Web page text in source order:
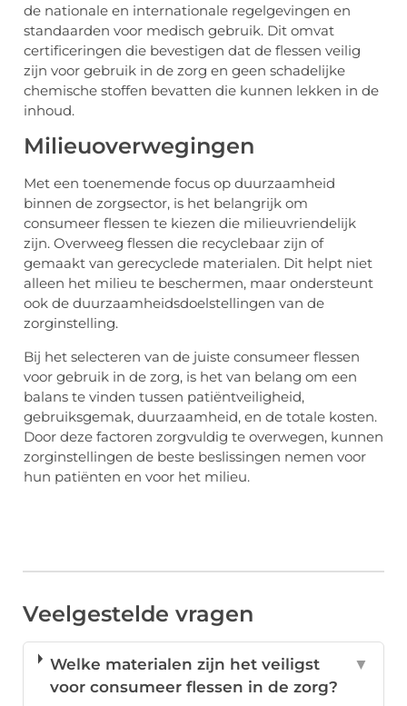
de nationale en internationale regelgevingen en
standaarden voor medisch gebruik. Dit omvat
certificeringen die bevestigen dat de flessen veilig
zijn voor gebruik in de zorg en geen schadelijke
chemische stoffen bevatten die kunnen lekken in de
inhoud.
Milieuoverwegingen
Met een toenemende focus op duurzaamheid
binnen de zorgsector, is het belangrijk om
consumeer flessen te kiezen die milieuvriendelijk
zijn. Overweeg flessen die recyclebaar zijn of
gemaakt van gerecyclede materialen. Dit helpt niet
alleen het milieu te beschermen, maar ondersteunt
ook de duurzaamheidsdoelstellingen van de
zorginstelling.
Bij het selecteren van de juiste consumeer flessen
voor gebruik in de zorg, is het van belang om een
balans te vinden tussen patiëntveiligheid,
gebruiksgemak, duurzaamheid, en de totale kosten.
Door deze factoren zorgvuldig te overwegen, kunnen
zorginstellingen de beste beslissingen nemen voor
hun patiënten en voor het milieu.
Veelgestelde vragen
Welke materialen zijn het veiligst
voor consumeer flessen in de zorg?
▼